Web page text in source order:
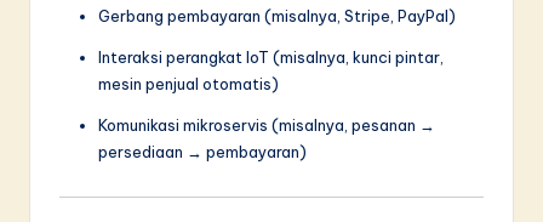
Gerbang pembayaran (misalnya, Stripe, PayPal)
Interaksi perangkat IoT (misalnya, kunci pintar,
mesin penjual otomatis)
Komunikasi mikroservis (misalnya, pesanan →
persediaan → pembayaran)